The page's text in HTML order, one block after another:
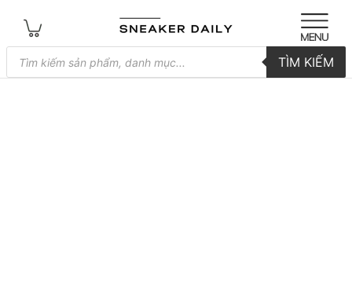
Tìm
kiếm
sản
TÌM KIẾM